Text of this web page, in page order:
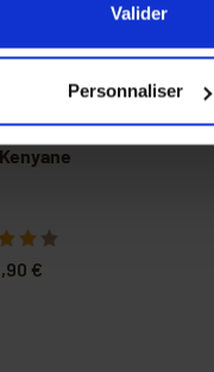
cookies de notre site
Vous pouvez
Valider
Personnaliser
€